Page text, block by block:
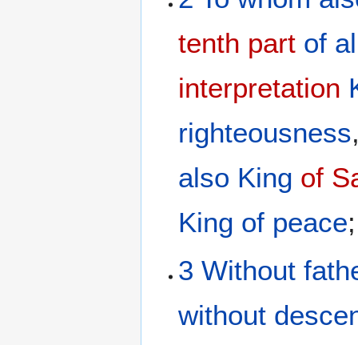
tenth part of
interpretation
righteousness
also King of
King of peace;
3 Without
without